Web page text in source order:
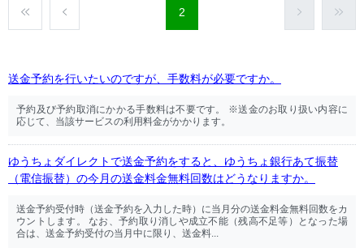
2
送金予約を行いたいのですが、手数料が必要ですか。
予約及び予約取消にかかる手数料は不要です。 ※送金のお取り扱い内容に
応じて、当該サービスの利用料金がかかります。
ゆうちょダイレクトで送金予約をすると、ゆうちょ銀行あて振替
（電信振替）の今月の送金料金無料回数はどうなりますか。
送金予約受付時（送金予約を入力した時）に当月分の送金料金無料回数をカ
ウントします。 なお、予約取り消しや成立不能（残高不足等）となった場
合は、送金予約受付の当月中に限り、送金料...